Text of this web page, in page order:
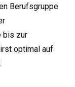
Berufsgruppe
bis zur
optimal auf